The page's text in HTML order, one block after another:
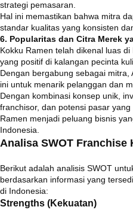
strategi pemasaran.
Hal ini memastikan bahwa mitra
standar kualitas yang konsisten
6. Popularitas dan Citra Merek
Kokku Ramen telah dikenal luas
yang positif di kalangan pecinta
Dengan bergabung sebagai
ini untuk menarik pelanggan dan
Dengan kombinasi konsep unik,
franchisor, dan potensi pasar
Ramen menjadi peluang bisnis
Indonesia.
Analisa SWOT Franchise
Berikut adalah analisis SWOT
berdasarkan informasi yang
di Indonesia:
Strengths (Kekuatan)